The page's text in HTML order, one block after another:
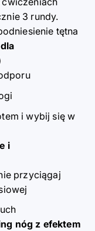
3 rundy.
tętna
i wybij się w
i
przyciągaj
nóg z efektem